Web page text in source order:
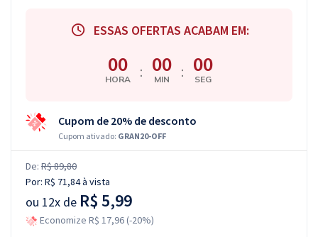
ESSAS OFERTAS ACABAM EM:
00
HORA : 00
MIN : 00
SEG
Cupom de 20% de desconto
Cupom ativado: GRAN20-OFF
De: R$ 89,80
Por: R$ 71,84à vista
ou 12x de R$ 5,99
Economize R$ 17,96 (-20%)